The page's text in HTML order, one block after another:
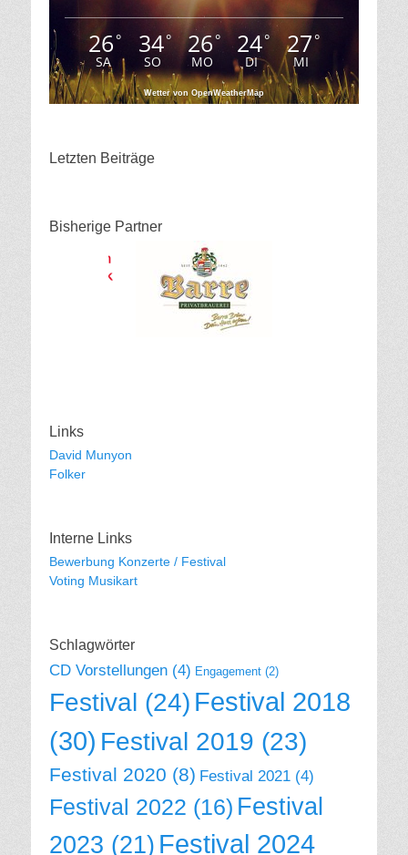
26°
SA
34°
SO
26°
MO
24°
DI
27°
MI
Wetter von OpenWeatherMap
Letzten Beiträge
Bisherige Partner
Links
David Munyon
Folker
Interne Links
Bewerbung Konzerte / Festival
Voting Musikart
Schlagwörter
CD Vorstellungen (4) Engagement (2)
Festival (24) Festival 2018
(30) Festival 2019 (23)
Festival 2020 (8) Festival 2021 (4)
Festival 2022 (16) Festival
2023 (21) Festival 2024